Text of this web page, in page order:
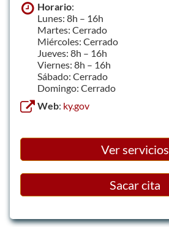
Horario:
Lunes: 8h – 16h
Martes: Cerrado
Miércoles: Cerrado
Jueves: 8h – 16h
Viernes: 8h – 16h
Sábado: Cerrado
Domingo: Cerrado
Web: ky.gov
Ver servicios
Sacar cita